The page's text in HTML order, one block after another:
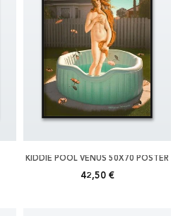
KIDDIE POOL VENUS 50X70 POSTER
42,50 €